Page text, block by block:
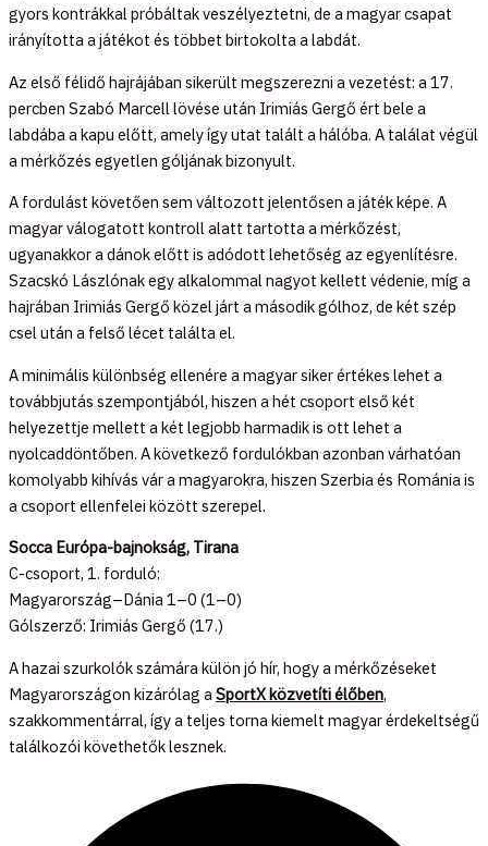
gyors kontrákkal próbáltak veszélyeztetni, de a magyar csapat
irányította a játékot és többet birtokolta a labdát.
Az első félidő hajrájában sikerült megszerezni a vezetést: a 17.
percben Szabó Marcell lövése után Irimiás Gergő ért bele a
labdába a kapu előtt, amely így utat talált a hálóba. A találat végül
a mérkőzés egyetlen góljának bizonyult.
A fordulást követően sem változott jelentősen a játék képe. A
magyar válogatott kontroll alatt tartotta a mérkőzést,
ugyanakkor a dánok előtt is adódott lehetőség az egyenlítésre.
Szacskó Lászlónak egy alkalommal nagyot kellett védenie, míg a
hajrában Irimiás Gergő közel járt a második gólhoz, de két szép
csel után a felső lécet találta el.
A minimális különbség ellenére a magyar siker értékes lehet a
továbbjutás szempontjából, hiszen a hét csoport első két
helyezettje mellett a két legjobb harmadik is ott lehet a
nyolcaddöntőben. A következő fordulókban azonban várhatóan
komolyabb kihívás vár a magyarokra, hiszen Szerbia és Románia is
a csoport ellenfelei között szerepel.
Socca Európa-bajnokság, Tirana
C-csoport, 1. forduló:
Magyarország–Dánia 1–0 (1–0)
Gólszerző: Irimiás Gergő (17.)
A hazai szurkolók számára külön jó hír, hogy a mérkőzéseket
Magyarországon kizárólag aSportX közvetíti élőben,
szakkommentárral, így a teljes torna kiemelt magyar érdekeltségű
találkozói követhetők lesznek.